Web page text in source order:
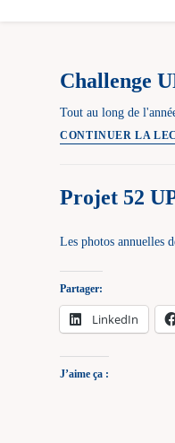
Challenge
Tout au long de
CONTINUER LA
Projet 52
Les photos annuelles
Partager:
LinkedIn
J’aime ça :